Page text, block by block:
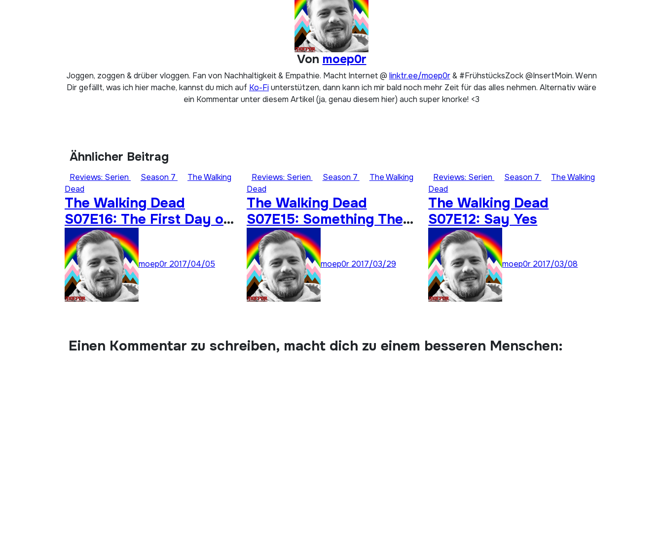
Von moep0r
Joggen, zoggen & drüber vloggen. Fan von Nachhaltigkeit & Empathie. Macht Internet @ linktr.ee/moep0r& #FrühstücksZock @InsertMoin. Wenn
Dir gefällt, was ich hier mache, kannst du mich auf Ko-Fiunterstützen, dann kann ich mir bald noch mehr Zeit für das alles nehmen. Alternativ wäre
ein Kommentar unter diesem Artikel (ja, genau diesem hier) auch super knorke! <3
Ähnlicher Beitrag
Reviews: Serien Season 7
The Walking
Dead
The Walking Dead
S07E16: The First Day of
the Rest of Your Life
moep0r 2017/04/05
Reviews: Serien Season 7
The Walking
Dead
The Walking Dead
S07E15: Something They
Need
moep0r 2017/03/29
Reviews: Serien Season 7
The Walking
Dead
The Walking Dead
S07E12: Say Yes
moep0r 2017/03/08
Einen Kommentar zu schreiben, macht dich zu einem besseren Menschen: